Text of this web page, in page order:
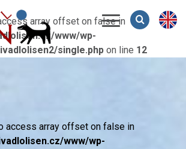
Menu
array offset on false in
www/wp-
single.php on line 12
access array offset on false in
www/wp-